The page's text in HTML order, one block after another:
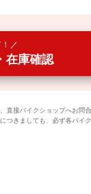
在庫確認
接バイクショップへお問合
つきましても、必ず各バイ